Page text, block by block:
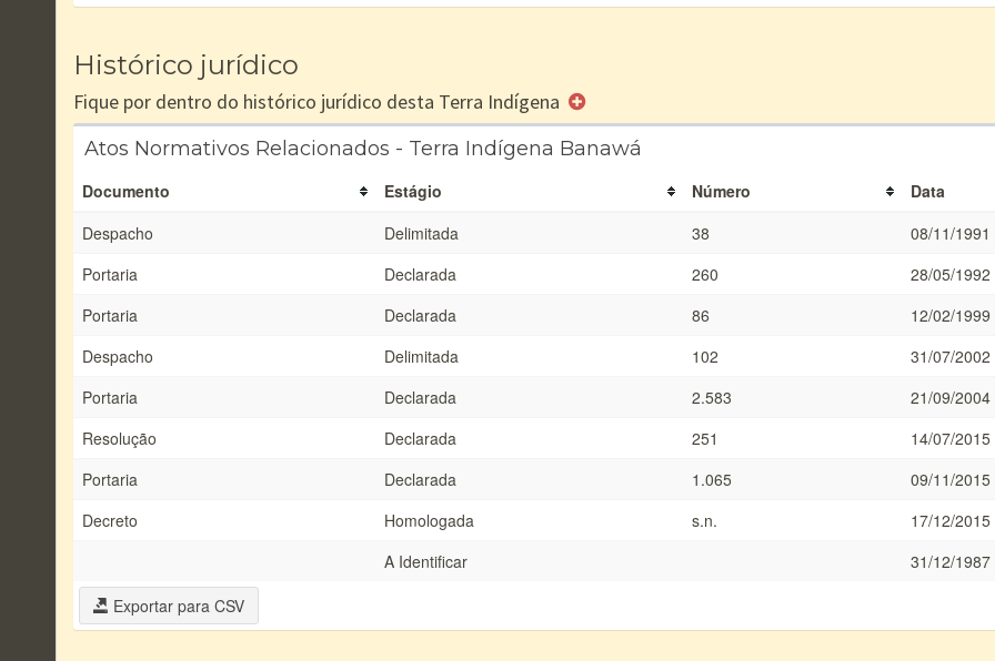
Histórico jurídico
Fique por dentro do histórico jurídico desta Terra Indígena
Atos Normativos Relacionados - Terra Indígena Banawá
Documento Estágio Número
Data
Despacho
Delimitada 38
08/11/1991
Portaria
Declarada 260
28/05/1992
Portaria
Declarada 86
12/02/1999
Despacho
Delimitada 102
31/07/2002
Portaria
Declarada 2.583
21/09/2004
Resolução
Declarada 251
14/07/2015
Portaria
Declarada 1.065
09/11/2015
Decreto
Homologada s.n.
17/12/2015
A Identificar
31/12/1987
Exportar para CSV